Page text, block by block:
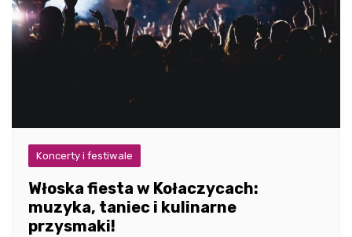
Koncerty i festiwale
Włoska fiesta w Kołaczycach:
muzyka, taniec i kulinarne
przysmaki!